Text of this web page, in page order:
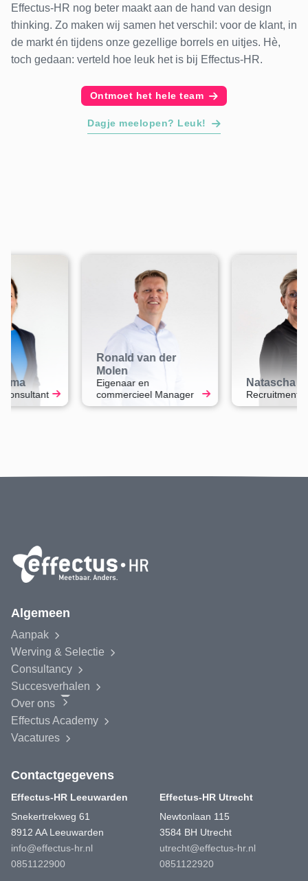
Effectus-HR nog beter maakt aan de hand van design
thinking. Zo maken wij samen het verschil: voor de klant, in
de markt én tijdens onze gezellige borrels en uitjes. Hè,
toch gedaan: verteld hoe leuk het is bij Effectus-HR.
Ontmoet het hele team
Dagje meelopen? Leuk!
Ronald van der
Molen
Eigenaar en
commercieel Manager
Natascha
Recruitment
Algemeen
Aanpak
Werving & Selectie
Consultancy
Succesverhalen
Over ons
EffectusAcademy
Vacatures
Contactgegevens
Effectus-HR Leeuwarden
Snekertrekweg 61
8912 AA Leeuwarden
info@effectus-hr.nl
0851122900
Effectus-HR Utrecht
Newtonlaan 115
3584 BH Utrecht
utrecht@effectus-hr.nl
0851122920